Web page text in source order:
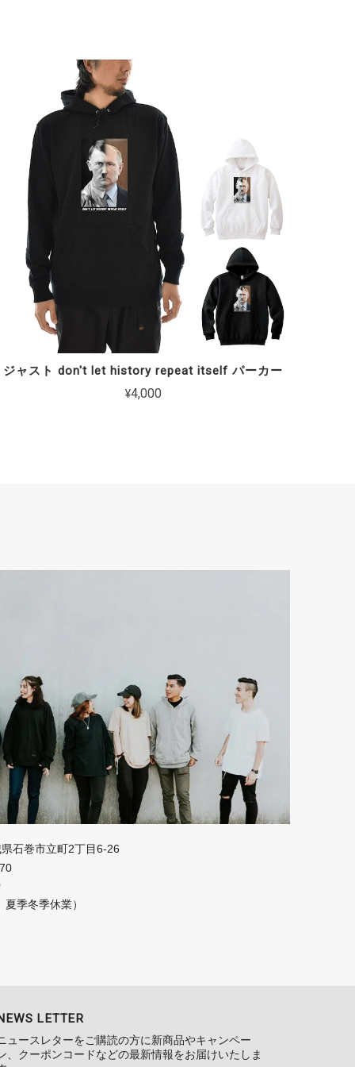
ジャスト don't let history repeat itself パーカー
¥4,000
石巻市立町2丁目6-26
季冬季休業）
LETTER
ュースレターをご購読の方に新商品やキャンペー
、クーポンコードなどの最新情報をお届けいたしま